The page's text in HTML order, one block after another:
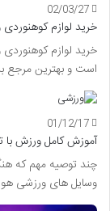
02/03/27
خرید لوازم
خرید لوازم
است و بهترین مرجع
01/12/17
آموزش کامل ورزش با
چند توصیه مهم که
وسایل های ورزشی